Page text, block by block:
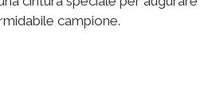
campione.